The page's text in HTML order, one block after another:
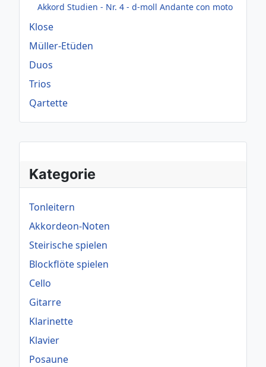
Kategorie
Tonleitern
Akkordeon-Noten
Steirische spielen
Blockflöte spielen
Cello
Gitarre
Klarinette
Klavier
Posaune
Akkord Studien - Nr. 4 - d-moll Andante con moto
Klose
Müller-Etüden
Duos
Trios
Qartette